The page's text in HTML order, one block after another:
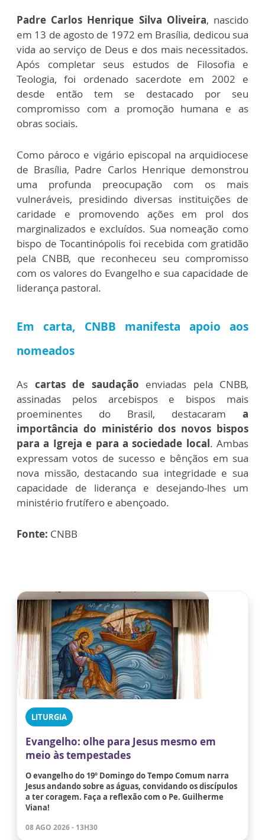
Padre Carlos Henrique Silva Oliveira, nascido
em 13 de agosto de 1972 em Brasília, dedicou sua
vida ao serviço de Deus e dos mais necessitados.
Após completar seus estudos de Filosofia e
Teologia, foi ordenado sacerdote em 2002 e
desde então tem se destacado por seu
compromisso com a promoção humana e as
obras sociais.
Como pároco e vigário episcopal na arquidiocese
de Brasília, Padre Carlos Henrique demonstrou
uma profunda preocupação com os mais
vulneráveis, presidindo diversas instituições de
caridade e promovendo ações em prol dos
marginalizados e excluídos. Sua nomeação como
bispo de Tocantinópolis foi recebida com gratidão
pela CNBB, que reconheceu seu compromisso
com os valores do Evangelho e sua capacidade de
liderança pastoral.
Em carta, CNBB manifesta apoio aos
nomeados
As cartas de saudação enviadas pela CNBB,
assinadas pelos arcebispos e bispos mais
proeminentes do Brasil, destacaram a
importância do ministério dos novos bispos
para a Igreja e para a sociedade local. Ambas
expressam votos de sucesso e bênçãos em sua
nova missão, destacando sua integridade e sua
capacidade de liderança e desejando-lhes um
ministério frutífero e abençoado.
Fonte: CNBB
LITURGIA
Evangelho: olhe para Jesus mesmo em
meio às tempestades
O evangelho do 19º Domingo do Tempo Comum narra
Jesus andando sobre as águas, convidando os discípulos
a ter coragem. Faça a reflexão com o Pe. Guilherme
Viana!
08 AGO 2026 - 13H30